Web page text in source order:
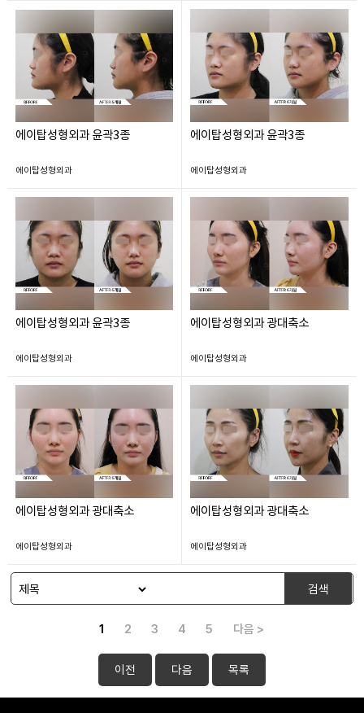
에이탑성형외과 윤곽3종
에이탑성형외과
에이탑성형외과 윤곽3종
에이탑성형외과
에이탑성형외과 윤곽3종
에이탑성형외과
에이탑성형외과 광대축소
에이탑성형외과
에이탑성형외과 광대축소
에이탑성형외과
에이탑성형외과 광대축소
에이탑성형외과
검색
1 2 3 4 5 다음 >
이전 다음 목록